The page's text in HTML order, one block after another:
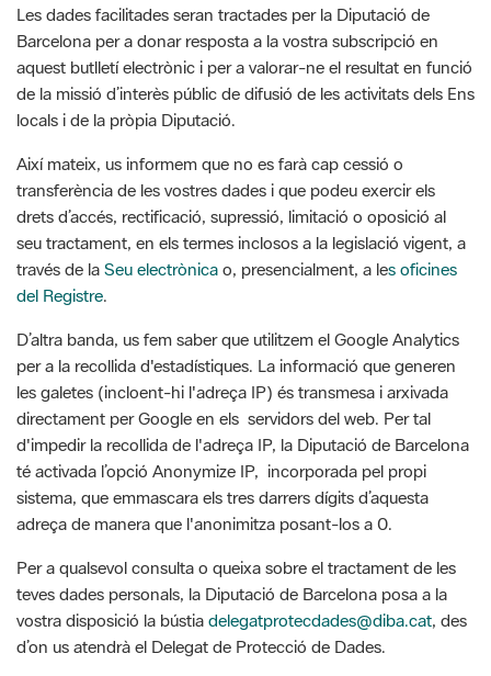
de la missió d’interès públic de difusió de les activitats dels Ens
locals i de la pròpia Diputació.
Així mateix, us informem que no es farà cap cessió o
transferència de les vostres dades i que podeu exercir els
drets d’accés, rectificació, supressió, limitació o oposició al
seu tractament, en els termes inclosos a la legislació vigent, a
través de laSeu electrònica o, presencialment, a les oficines
del Registre.
D’altra banda, us fem saber que utilitzem el Google Analytics
per a la recollida d'estadístiques. La informació que generen
les galetes (incloent-hi l'adreça IP) és transmesa i arxivada
directament per Google en els servidors del web. Per tal
d'impedir la recollida de l'adreça IP, la Diputació de Barcelona
té activada l’opció Anonymize IP, incorporada pel propi
sistema, que emmascara els tres darrers dígits d’aquesta
adreça de manera que l'anonimitza posant-los a 0.
Per a qualsevol consulta o queixa sobre el tractament de les
teves dades personals, la Diputació de Barcelona posa a la
vostra disposició la bústia
delegatprotecdades@diba.cat
d’on us atendrà el Delegat de Protecció de Dades.
Tot i que creiem que per aquesta via us hem resolt qualsevol
qüestió relacionada amb la vostra privacitat, si ho creieu
oportú, podeu presentar una reclamació reclamació a través